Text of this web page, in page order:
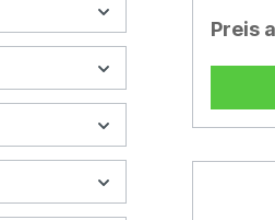
zur
echte
Preis